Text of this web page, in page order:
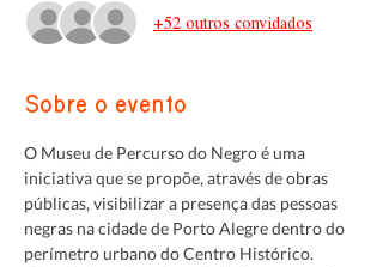
+52 outros convidados
Sobre o evento
O Museu de Percurso do Negro é uma
iniciativa que se propõe, através de obras
públicas, visibilizar a presença das pessoas
negras na cidade de Porto Alegre dentro do
perímetro urbano do Centro Histórico.